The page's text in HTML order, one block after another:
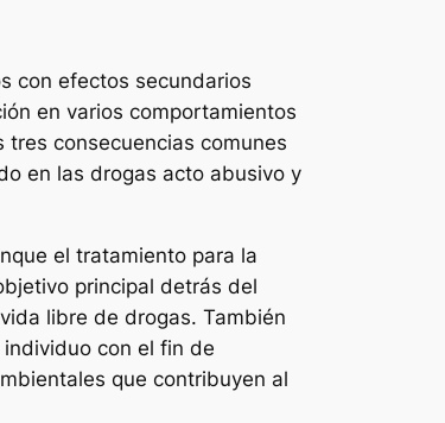
con efectos secundarios
en varios comportamientos
consecuencias comunes
en las drogas acto abusivo y
el tratamiento para la
principal detrás del
libre de drogas. También
con el fin de
que contribuyen al